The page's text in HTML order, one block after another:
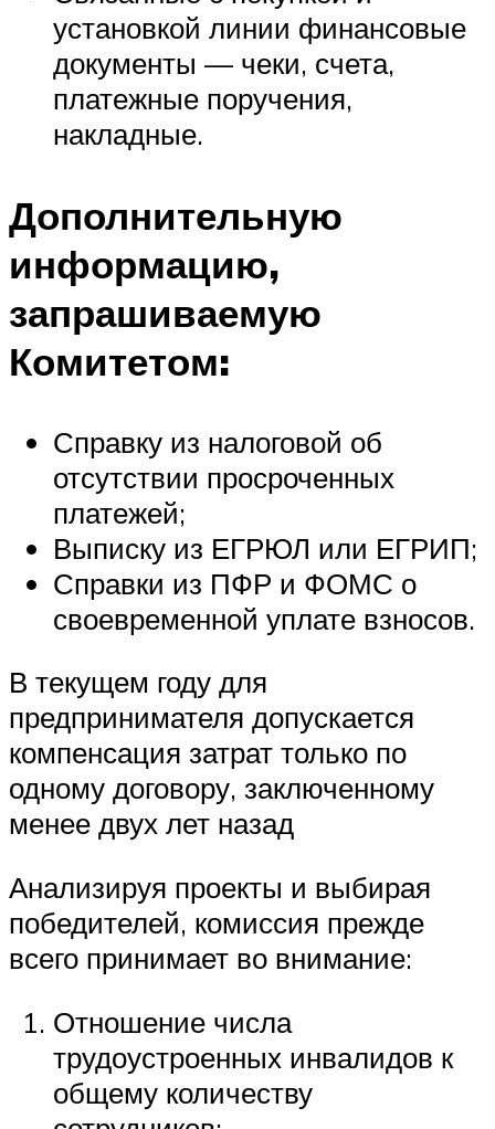
установкой линии финансовые
документы — чеки, счета,
платежные поручения,
накладные.
Дополнительную
информацию,
запрашиваемую
Комитетом:
Справку из налоговой об
отсутствии просроченных
платежей;
Выписку из ЕГРЮЛ или ЕГРИП;
Справки из ПФР и ФОМС о
своевременной уплате взносов.
В текущем году для
предпринимателя допускается
компенсация затрат только по
одному договору, заключенному
менее двух лет назад
Анализируя проекты и выбирая
победителей, комиссия прежде
всего принимает во внимание:
Отношение числа
трудоустроенных инвалидов к
общему количеству